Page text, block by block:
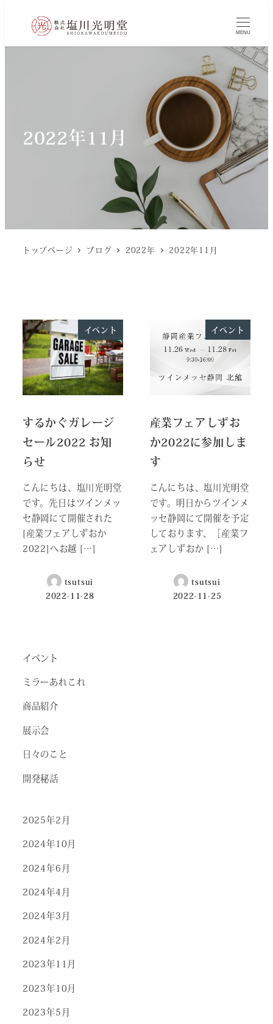
MENU
2022年11月
トップページ ブログ 2022年 2022年11月
イベント
するかぐガレージ
セール2022 お知
らせ
こんにちは、塩川光明堂
です。先日はツインメッ
セ静岡にて開催された
[産業フェアしずおか
2022]へお越 […]
tsutsui
2022-11-28
イベント
産業フェアしずお
か2022に参加しま
す
こんにちは、塩川光明堂
です。明日からツインメ
ッセ静岡にて開催を予定
しております、［産業フ
ェアしずおか […]
tsutsui
2022-11-25
イベント
ミラーあれこれ
商品紹介
展示会
日々のこと
開発秘話
2025年2月
2024年10月
2024年6月
2024年4月
2024年3月
2024年2月
2023年11月
2023年10月
2023年5月